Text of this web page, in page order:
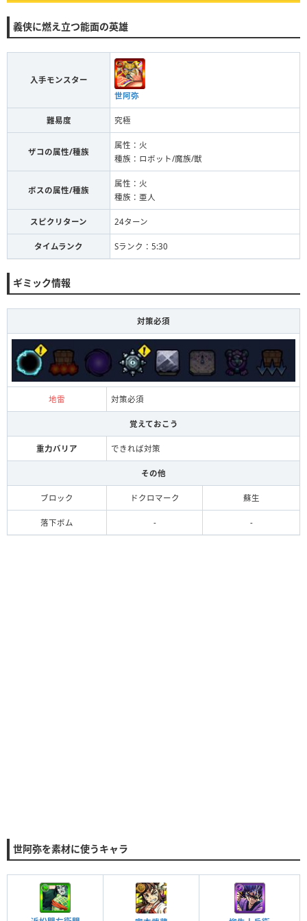
義侠に燃え立つ能面の英雄
入手モンスター
世阿弥
難易度 究極
ザコの属性/種族
属性：火
種族：ロボット/魔族/獣
ボスの属性/種族
属性：火
種族：亜人
スピクリターン 24ターン
タイムランク Sランク：5:30
ギミック情報
対策必須
地雷 対策必須
覚えておこう
重力バリア できれば対策
その他
ブロック ドクロマーク 蘇生
落下ボム - -
世阿弥を素材に使うキャラ